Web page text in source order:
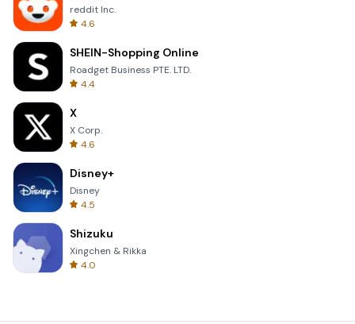
reddit Inc.
4.6
SHEIN-Shopping Online
Roadget Business PTE. LTD.
4.4
X
X Corp.
4.6
Disney+
Disney
4.5
Shizuku
Xingchen & Rikka
4.0